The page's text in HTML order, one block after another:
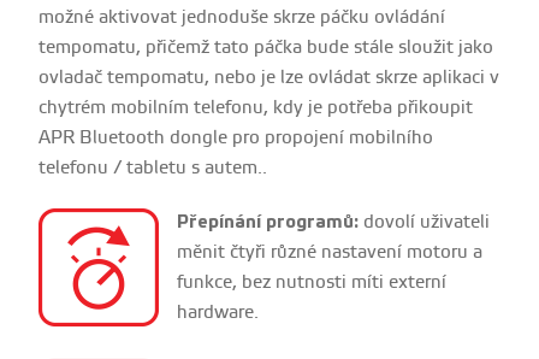
možné aktivovat jednoduše skrze páčku ovládání
tempomatu, přičemž tato páčka bude stále sloužit jako
ovladač tempomatu, nebo je lze ovládat skrze aplikaci v
chytrém mobilním telefonu, kdy je potřeba přikoupit
APR Bluetooth dongle pro propojení mobilního
telefonu / tabletu s autem..
Přepínání programů: dovolí uživateli
měnit čtyři různé nastavení motoru a
funkce, bez nutnosti míti externí
hardware.